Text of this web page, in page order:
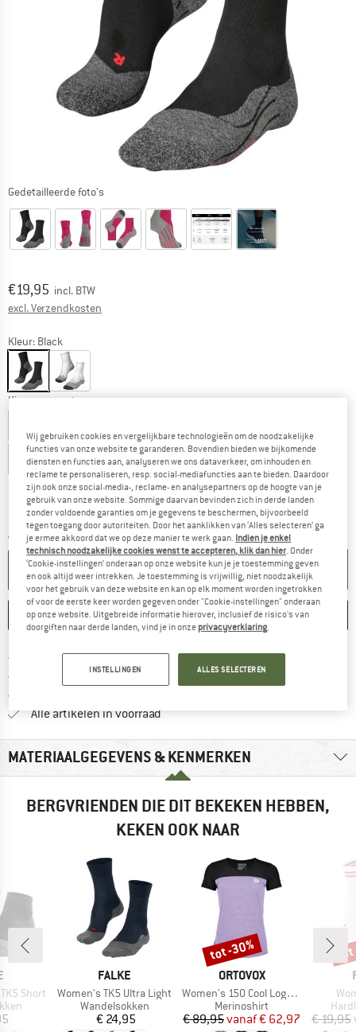
Gedetailleerde foto's
Prijs:
€19,95 incl. BTW
excl. Verzendkosten
Kleur: Black
Kies een maat:
EU43-44
Maattabel
Levertijd: 3-5 werkdagenDe link wordt geopend in een infovak en bevat
Aantal:
IN DE WINKELMAND
ONTHOUDEN VERGELIJKEN
Gratis verzending vanaf € 69 (NL)Vind hier de
100 dagen bedenktijd
Vind de betalingsinformatie hier!
Alle artikelen in voorraad
MATERIAALGEGEVENS & KENMERKEN
BERGVRIENDEN DIE DIT BEKEKEN HEBBEN,
KEKEN OOK NAAR
Short
MERK
FALKE
Artikel
Women's TK5 Ultra Light
Productgroep
Wandelsokken
Prijs
€ 24,95
MERK
ORTOVOX
Artikel
Women's 150 Cool Logo T-Shirt
Productgroep
Merinoshirt
Prijs
€ 89,95 Verlaagde prijs
vanaf€ 62,97
Korting
tot -30%
€ 19,95
Wij gebruiken cookies en vergelijkbare technologieën om de noodzakelijke
functies van onze website te garanderen. Bovendien bieden we bijkomende
diensten en functies aan, analyseren we ons dataverkeer, om inhouden en
reclame te personaliseren, resp. social-mediafuncties aan te bieden. Daardoor
zijn ook onze social-media-, reclame- en analysepartners op de hoogte van je
gebruik van onze website. Sommige daarvan bevinden zich in derde landen
zonder voldoende garanties om je gegevens te beschermen, bijvoorbeeld
tegen toegang door autoriteiten. Door het aanklikken van ‘Alles selecteren’ ga
je ermee akkoord dat we op deze manier te werk gaan. Indien je enkel
technisch noodzakelijke cookies wenst te accepteren, klik dan hier. Onder
‘Cookie-instellingen’ onderaan op onze website kun je je toestemming geven
en ook altijd weer intrekken. Je toestemming is vrijwillig, niet noodzakelijk
voor het gebruik van deze website en kan op elk moment worden ingetrokken
of voor de eerste keer worden gegeven onder "Cookie-instellingen" onderaan
op onze website. Uitgebreide informatie hierover, inclusief de risico's van
doorgiften naar derde landen, vind je in onze privacyverklaring.
INSTELLINGEN ALLES SELECTEREN